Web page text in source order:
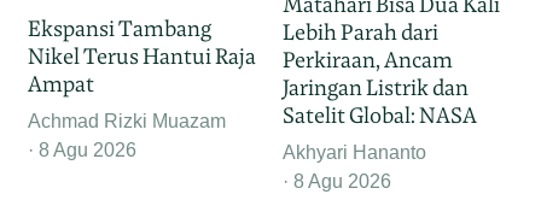
Ekspansi Tambang
Nikel Terus Hantui Raja
Ampat
Achmad Rizki Muazam
8 Agu 2026
Lebih Parah dari
Perkiraan, Ancam
Jaringan Listrik dan
Satelit Global: NASA
Akhyari Hananto
8 Agu 2026